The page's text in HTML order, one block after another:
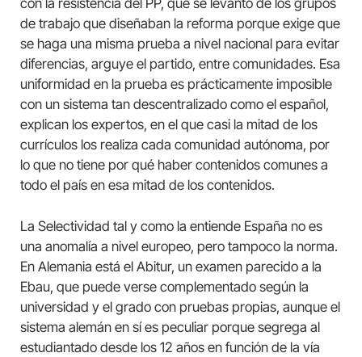
con la resistencia del PP, que se levantó de los grupos
de trabajo que diseñaban la reforma porque exige que
se haga una misma prueba a nivel nacional para evitar
diferencias, arguye el partido, entre comunidades. Esa
uniformidad en la prueba es prácticamente imposible
con un sistema tan descentralizado como el español,
explican los expertos, en el que casi la mitad de los
currículos los realiza cada comunidad autónoma, por
lo que no tiene por qué haber contenidos comunes a
todo el país en esa mitad de los contenidos.
La Selectividad tal y como la entiende España no es
una anomalía a nivel europeo, pero tampoco la norma.
En Alemania está el Abitur, un examen parecido a la
Ebau, que puede verse complementado según la
universidad y el grado con pruebas propias, aunque el
sistema alemán en sí es peculiar porque segrega al
estudiantado desde los 12 años en función de la vía